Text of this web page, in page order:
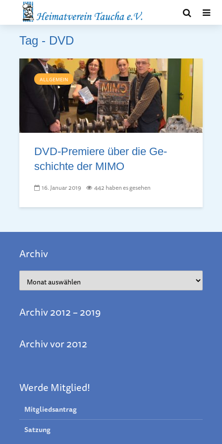
Tag - DVD
ALLGEMEIN
DVD-Pre­mie­re über die Ge­
schich­te der MIMO
16. Januar 2019 442 haben es gesehen
Archiv
Archiv 2012 – 2019
Archiv vor 2012
Werde Mitglied!
Mitgliedsantrag
Satzung